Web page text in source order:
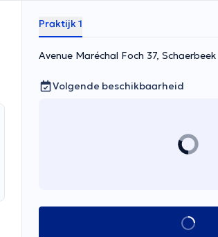
Praktijk 1
Avenue Maréchal Foch 37, Schaerbeek
Volgende beschikbaarheid
Alles zien